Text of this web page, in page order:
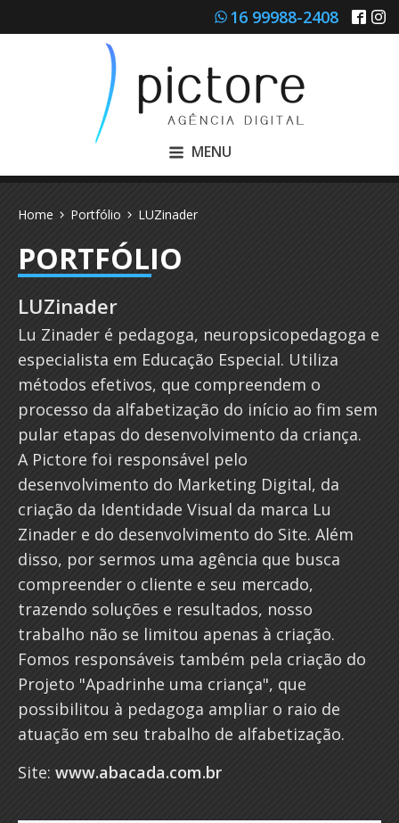
16 99988-2408
MENU
Home Portfólio LUZinader
PORTFÓLIO
LUZinader
Lu Zinader é pedagoga, neuropsicopedagoga e
especialista em Educação Especial. Utiliza
métodos efetivos, que compreendem o
processo da alfabetização do início ao fim sem
pular etapas do desenvolvimento da criança.
A Pictore foi responsável pelo
desenvolvimento do Marketing Digital, da
criação da Identidade Visual da marca Lu
Zinader e do desenvolvimento do Site. Além
disso, por sermos uma agência que busca
compreender o cliente e seu mercado,
trazendo soluções e resultados, nosso
trabalho não se limitou apenas à criação.
Fomos responsáveis também pela criação do
Projeto "Apadrinhe uma criança", que
possibilitou à pedagoga ampliar o raio de
atuação em seu trabalho de alfabetização.
Site: www.abacada.com.br